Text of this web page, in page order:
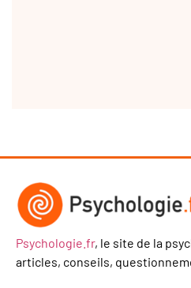
Psychologie.fr, le site de la
articles, conseils,